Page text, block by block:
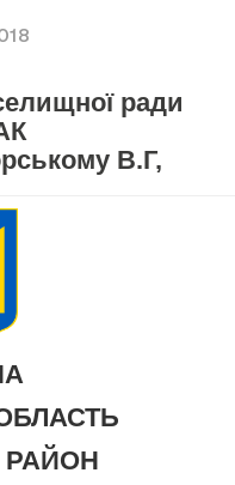
ради
В.Г,
РАЙОН